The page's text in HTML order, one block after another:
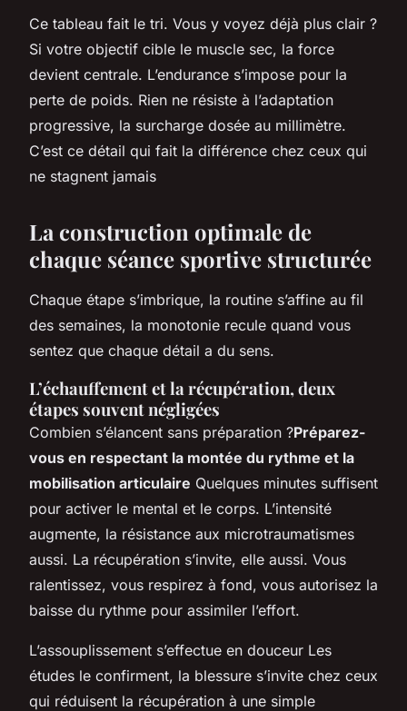
Ce tableau fait le tri. Vous y voyez déjà plus clair ?
Si votre objectif cible le muscle sec, la force
devient centrale. L’endurance s’impose pour la
perte de poids. Rien ne résiste à l’adaptation
progressive, la surcharge dosée au millimètre.
C’est ce détail qui fait la différence chez ceux qui
ne stagnent jamais
La construction optimale de
chaque séance sportive structurée
Chaque étape s’imbrique, la routine s’affine au fil
des semaines, la monotonie recule quand vous
sentez que chaque détail a du sens.
L’échauffement et la récupération, deux
étapes souvent négligées
Combien s’élancent sans préparation ?Préparez-
vous en respectant la montée du rythme et la
mobilisation articulaire Quelques minutes suffisent
pour activer le mental et le corps. L’intensité
augmente, la résistance aux microtraumatismes
aussi. La récupération s’invite, elle aussi. Vous
ralentissez, vous respirez à fond, vous autorisez la
baisse du rythme pour assimiler l’effort.
L’assouplissement s’effectue en douceur Les
études le confirment, la blessure s’invite chez ceux
qui réduisent la récupération à une simple